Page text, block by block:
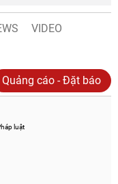
VIDEO
Quảng cáo - Đặt báo
luật